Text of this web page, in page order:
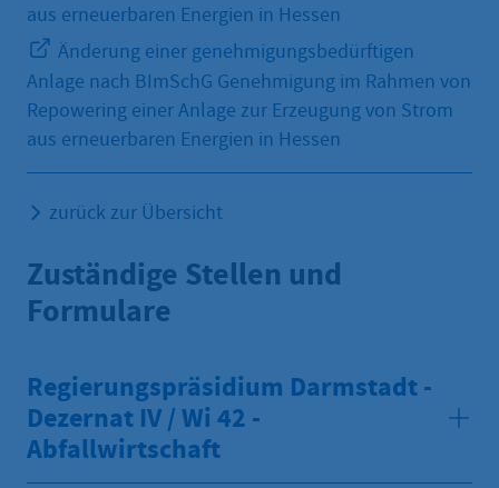
aus erneuerbaren Energien in Hessen
Änderung einer genehmigungsbedürftigen
Anlage nach BImSchG Genehmigung im Rahmen von
Repowering einer Anlage zur Erzeugung von Strom
aus erneuerbaren Energien in Hessen
zurück zur Übersicht
Zuständige Stellen und
Formulare
Regierungspräsidium Darmstadt -
Dezernat IV / Wi 42 -
Abfallwirtschaft